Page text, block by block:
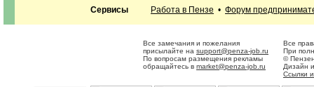
Сервисы
Работа в Пензе • Форум
Все замечания и пожелания
присылайте на support@penza-job.ru
По вопросам размещения рекламы
обращайтесь в market@penza-job.ru
Все
При
©
Дизайн
Ссылки